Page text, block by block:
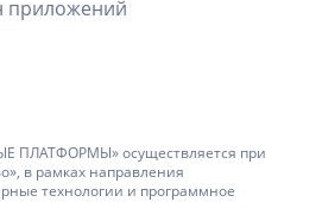
приложений
ПЛАТФОРМЫ» осуществляется при
в рамках направления
технологии и программное